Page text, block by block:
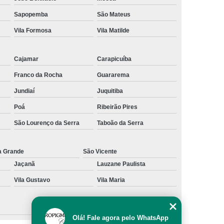
Preenchimento Capilar com Micro Ponto
Preenchimento Capilar com Pigmentação
Preenchimento Capilar Masculino
Preenchimento Capilar nas Entradas
Diminuir Testa
Tratamento de Calvície
Tratamento para Calvície com Micopigmentação
Tratamento para Calvície em Homens
Tratamento para Calvície Masculina
Sapopemba São Mateus
Vila Formosa Vila Matilde
Cajamar Carapicuíba
Franco da Rocha Guararema
Jundiaí Juquitiba
Poá Ribeirão Pires
São Lourenço da Serra Taboão da Serra
Grande
São Vicente
Jaçanã Lauzane Paulista
Vila Gustavo Vila Maria
Olá! Fale agora pelo WhatsApp